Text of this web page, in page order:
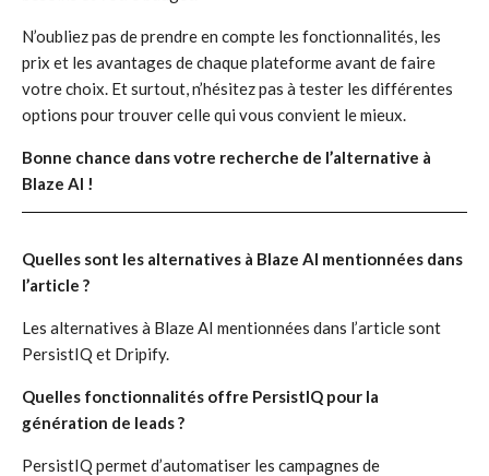
N’oubliez pas de prendre en compte les fonctionnalités, les
prix et les avantages de chaque plateforme avant de faire
votre choix. Et surtout, n’hésitez pas à tester les différentes
options pour trouver celle qui vous convient le mieux.
Bonne chance dans votre recherche de l’alternative à
Blaze AI !
Quelles sont les alternatives à Blaze AI mentionnées dans
l’article ?
Les alternatives à Blaze AI mentionnées dans l’article sont
PersistIQ et Dripify.
Quelles fonctionnalités offre PersistIQ pour la
génération de leads ?
PersistIQ permet d’automatiser les campagnes de